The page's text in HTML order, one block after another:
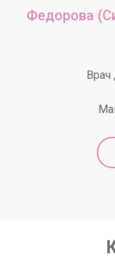
Федорова
Врач